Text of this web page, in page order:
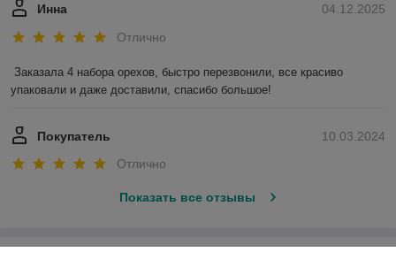
04.12.2025
Инна
Отлично
Заказала 4 набора орехов, быстро перезвонили, все красиво
упаковали и даже доставили, спасибо большое!
10.03.2024
Покупатель
Отлично
Показать все отзывы